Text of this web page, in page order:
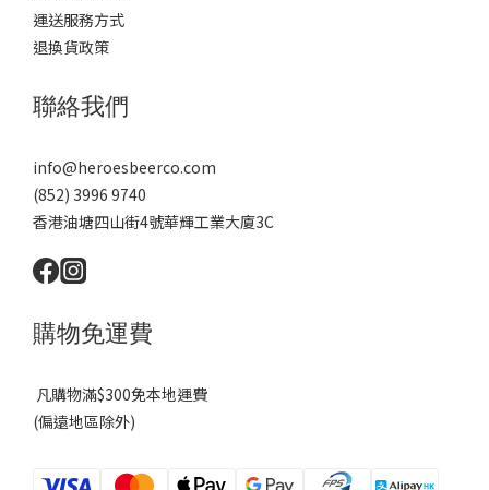
運送服務方式
退換貨政策
聯絡我們
info@heroesbeerco.com
(852) 3996 9740
香港油塘四山街4號華輝工業大廈3C
購物免運費
凡購物滿$300免本地運費
(偏遠地區除外)